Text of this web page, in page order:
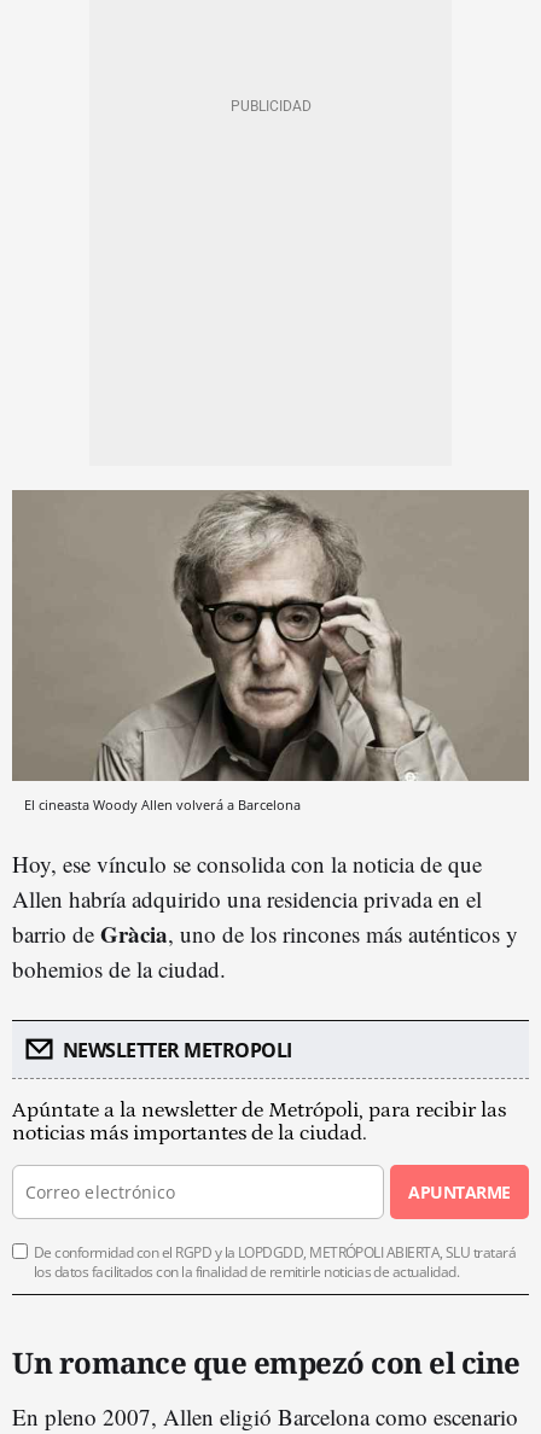
El cineasta Woody Allen volverá a Barcelona
Hoy, ese vínculo se consolida con la noticia de que
Allen habría adquirido una residencia privada en el
barrio de Gràcia, uno de los rincones más auténticos y
bohemios de la ciudad.
NEWSLETTER METROPOLI
Apúntate a la newsletter de Metrópoli, para recibir las
noticias más importantes de la ciudad.
APUNTARME
De conformidad con el RGPD y la LOPDGDD, METRÓPOLI ABIERTA, SLU tratará
los datos facilitados con la finalidad de remitirle noticias de actualidad.
Un romance que empezó con el cine
En pleno 2007, Allen eligió Barcelona como escenario